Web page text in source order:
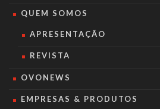
QUEM SOMOS
APRESENTAÇÃO
REVISTA
OVONEWS
EMPRESAS & PRODUTOS